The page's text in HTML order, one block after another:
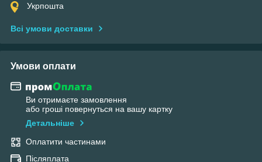
Укрпошта
Всі умови доставки
Умови оплати
Ви отримаєте замовлення
або гроші повернуться на вашу картку
Детальніше
Оплатити частинами
Післяплата